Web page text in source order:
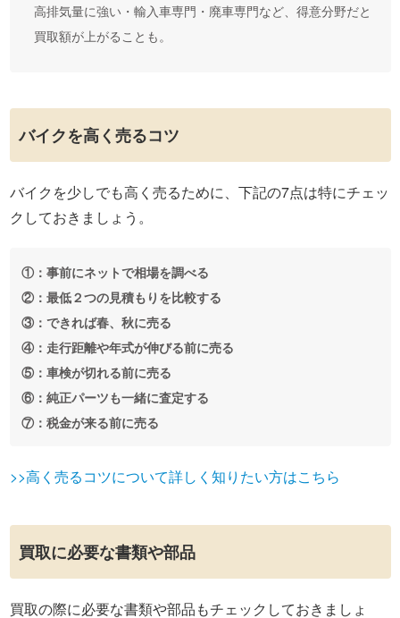
高排気量に強い・輸入車専門・廃車専門など、得意分野だと
買取額が上がることも。
バイクを高く売るコツ
バイクを少しでも高く売るために、下記の7点は特にチェッ
クしておきましょう。
①：事前にネットで相場を調べる
②：最低２つの見積もりを比較する
③：できれば春、秋に売る
④：走行距離や年式が伸びる前に売る
⑤：車検が切れる前に売る
⑥：純正パーツも一緒に査定する
⑦：税金が来る前に売る
>>高く売るコツについて詳しく知りたい方はこちら
買取に必要な書類や部品
買取の際に必要な書類や部品もチェックしておきましょ